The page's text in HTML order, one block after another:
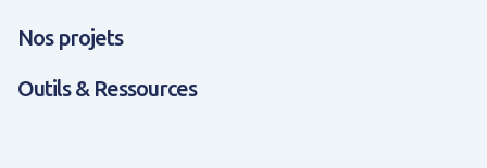
Nos projets
Outils & Ressources